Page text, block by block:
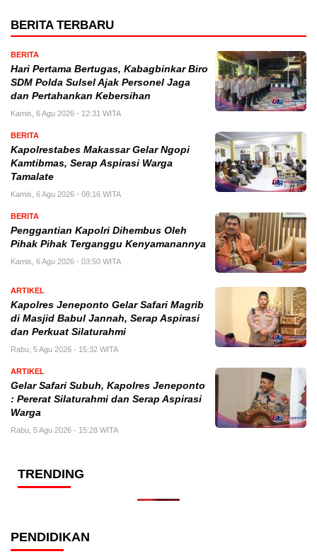
BERITA TERBARU
BERITA
Hari Pertama Bertugas, Kabagbinkar Biro
SDM Polda Sulsel Ajak Personel Jaga
dan Pertahankan Kebersihan
Kamis, 6 Agu 2026 - 12:31 WITA
BERITA
Kapolrestabes Makassar Gelar Ngopi
Kamtibmas, Serap Aspirasi Warga
Tamalate
Kamis, 6 Agu 2026 - 08:16 WITA
BERITA
Penggantian Kapolri Dihembus Oleh
Pihak Pihak Terganggu Kenyamanannya
Kamis, 6 Agu 2026 - 03:50 WITA
ARTIKEL
Kapolres Jeneponto Gelar Safari Magrib
di Masjid Babul Jannah, Serap Aspirasi
dan Perkuat Silaturahmi
Rabu, 5 Agu 2026 - 15:32 WITA
ARTIKEL
Gelar Safari Subuh, Kapolres Jeneponto
: Pererat Silaturahmi dan Serap Aspirasi
Warga
Rabu, 5 Agu 2026 - 15:28 WITA
TRENDING
PENDIDIKAN